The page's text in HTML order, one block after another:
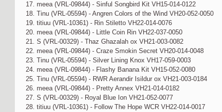
17. meea (VRL-09844) - Sinful Songbird Kit VH15-014-0122
18. Tinu (VRL-05594) - Angren Colors of the Wind VH20-052-0050
19. titiuu (VRL-10361) - Rin Stiletto VH22-014-0076
20. meea (VRL-09844) - Little Coin Rin VH22-037-0050
21. S (VRL-00329) - Thaz Ghazalah ox VH21-003-0082
22. meea (VRL-09844) - Craze Smokin Secret VH20-014-0048
23. Tinu (VRL-05594) - Silver Lining Knox VH17-059-0003
24. meea (VRL-09844) - Flashy Banana Kit VH15-052-0080
25. Tinu (VRL-05594) - RWR Aerandir Isildur ox VH21-003-0184
26. meea (VRL-09844) - Pretty Annex VH21-014-0182
27. S (VRL-00329) - Royal Blue Ion VH21-052-0077
28. titiuu (VRL-10361) - Follow The Hope WCR VH22-014-0017